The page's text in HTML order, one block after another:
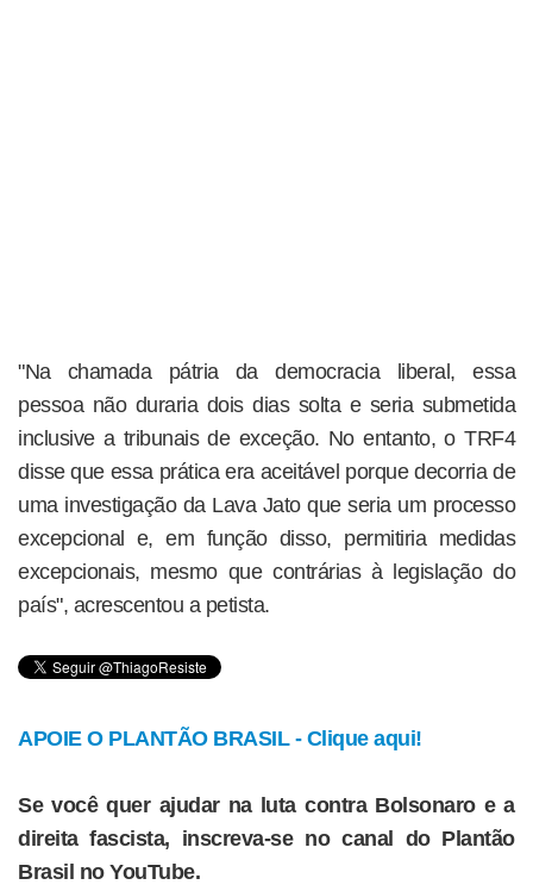
"Na chamada pátria da democracia liberal, essa
pessoa não duraria dois dias solta e seria submetida
inclusive a tribunais de exceção. No entanto, o TRF4
disse que essa prática era aceitável porque decorria de
uma investigação da Lava Jato que seria um processo
excepcional e, em função disso, permitiria medidas
excepcionais, mesmo que contrárias à legislação do
país", acrescentou a petista.
APOIE O PLANTÃO BRASIL - Clique aqui!
Se você quer ajudar na luta contra Bolsonaro e a
direita fascista, inscreva-se no canal do Plantão
Brasil no YouTube.